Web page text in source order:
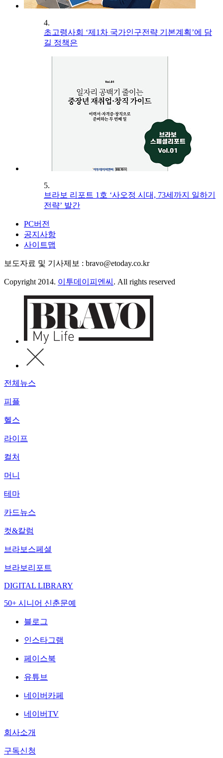
4.
초고령사회 ‘제1차 국가인구전략 기본계획’에 담
길 정책은
5.
브라보 리포트 1호 ‘사오정 시대, 73세까지 일하기
전략’ 발간
PC버전
공지사항
사이트맵
보도자료 및 기사제보 : bravo@etoday.co.kr
Copyright 2014. 이투데이피엔씨 . All rights reserved
전체뉴스
피플
헬스
라이프
컬처
머니
테마
카드뉴스
컷&칼럼
브라보스페셜
브라보리포트
DIGITAL LIBRARY
50+ 시니어 신춘문예
블로그
인스타그램
페이스북
유튜브
네이버카페
네이버TV
회사소개
구독신청